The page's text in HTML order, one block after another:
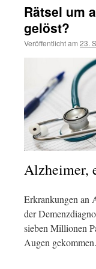
Rätsel um
gelöst?
Veröffentlicht am 23.
Alzheimer,
Erkrankungen an
der
sieben Millionen
Augen gekommen.